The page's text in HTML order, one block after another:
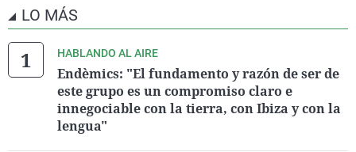
LO MÁS
HABLANDO AL AIRE
Endèmics: "El fundamento y razón de ser de
este grupo es un compromiso claro e
innegociable con la tierra, con Ibiza y con la
lengua"